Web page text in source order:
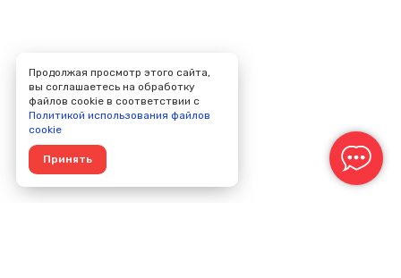
Продолжая просмотр этого сайта,
вы соглашаетесь на обработку
файлов cookie в соответствии с
Политикой использования файлов
cookie
Принять